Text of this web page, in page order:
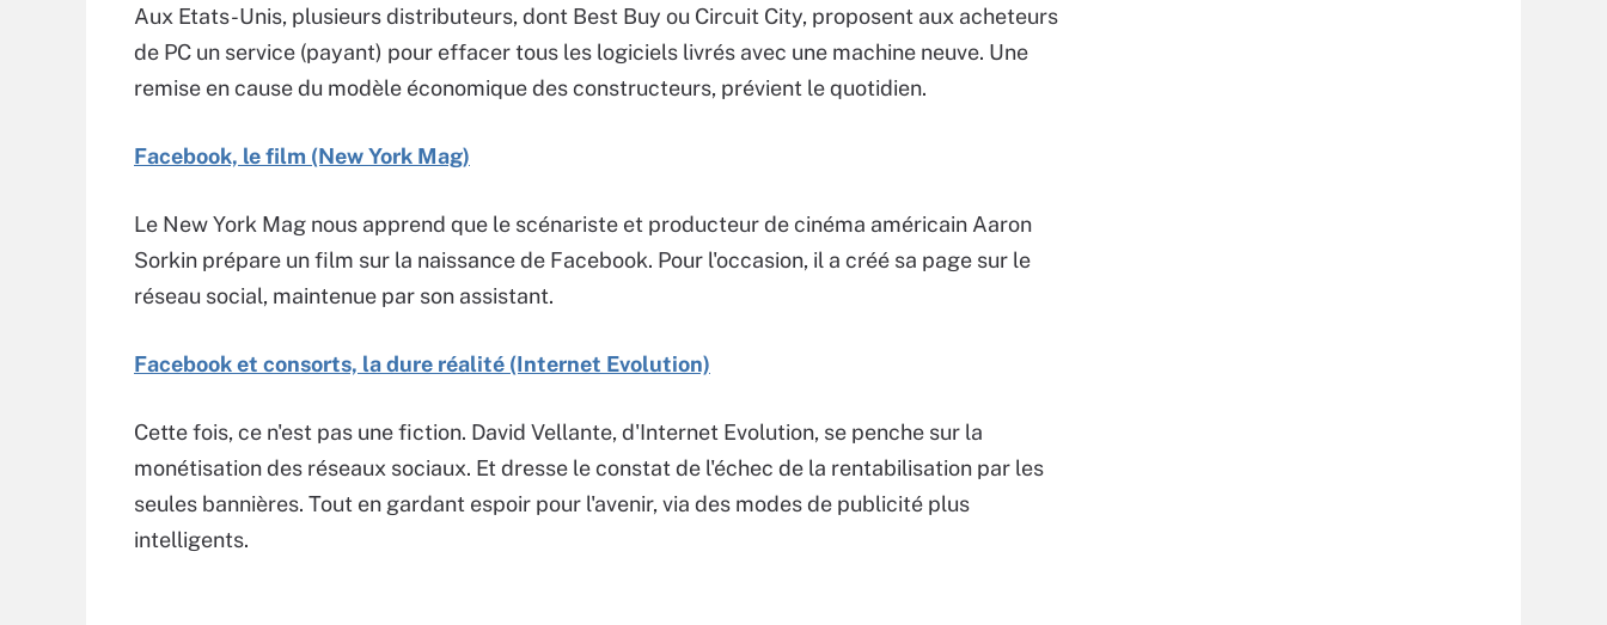
Aux Etats-Unis, plusieurs distributeurs, dont Best Buy ou Circuit City, proposent aux acheteurs
de PC un service (payant) pour effacer tous les logiciels livrés avec une machine neuve. Une
remise en cause du modèle économique des constructeurs, prévient le quotidien.
Facebook, le film (New York Mag)
Le New York Mag nous apprend que le scénariste et producteur de cinéma américain Aaron
Sorkin prépare un film sur la naissance de Facebook. Pour l'occasion, il a créé sa page sur le
réseau social, maintenue par son assistant.
Facebook et consorts, la dure réalité (Internet Evolution)
Cette fois, ce n'est pas une fiction. David Vellante, d'Internet Evolution, se penche sur la
monétisation des réseaux sociaux. Et dresse le constat de l'échec de la rentabilisation par les
seules bannières. Tout en gardant espoir pour l'avenir, via des modes de publicité plus
intelligents.